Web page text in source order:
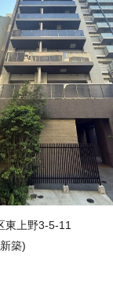
東上野3-5-11
築)